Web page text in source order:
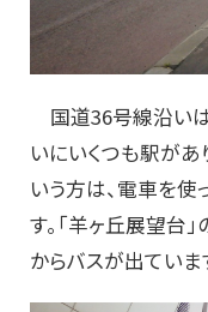
国道36号線沿い
いにいくつも駅があ
いう方は、電車を使
す。「羊ヶ丘展望台
からバスが出ていま